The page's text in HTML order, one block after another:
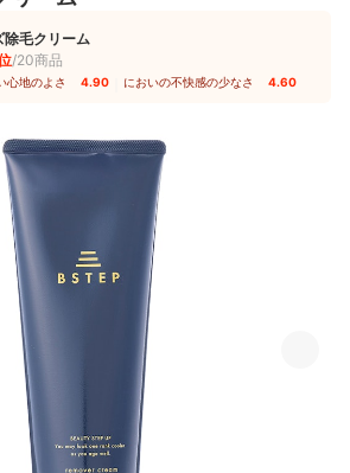
除毛クリーム
/20商品
心地のよさ 4.90 においの不快感の少なさ 4.60